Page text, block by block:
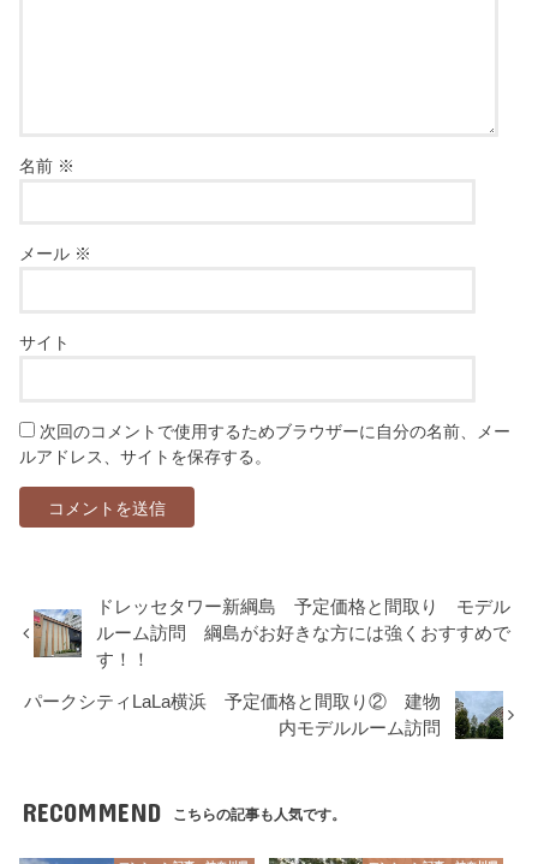
名前 ※
メール ※
サイト
次回のコメントで使用するためブラウザーに自分の名前、メー
ルアドレス、サイトを保存する。
ドレッセタワー新綱島 予定価格と間取り モデル
ルーム訪問 綱島がお好きな方には強くおすすめで
す！！
パークシティLaLa横浜 予定価格と間取り② 建物
内モデルルーム訪問
RECOMMEND こちらの記事も人気です。